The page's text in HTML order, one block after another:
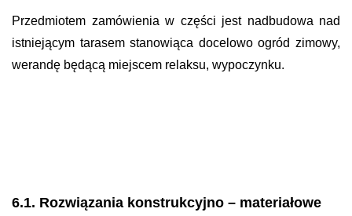
Przedmiotem zamówienia w części jest nadbudowa nad
istniejącym tarasem stanowiąca docelowo ogród zimowy,
werandę będącą miejscem relaksu, wypoczynku.
6.1. Rozwiązania konstrukcyjno – materiałowe